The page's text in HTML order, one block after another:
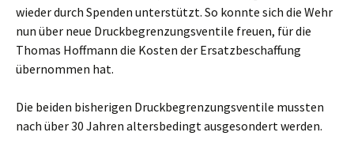
wieder durch Spenden unterstützt. So konnte sich die Wehr
nun über neue Druckbegrenzungsventile freuen, für die
Thomas Hoffmann die Kosten der Ersatzbeschaffung
übernommen hat.
Die beiden bisherigen Druckbegrenzungsventile mussten
nach über 30 Jahren altersbedingt ausgesondert werden.